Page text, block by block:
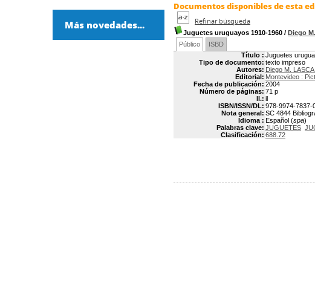
Documentos disponibles de esta
Refinar búsqueda
Juguetes uruguayos 1910-1960 / Diego
Público
ISBD
Título : Juguetes
Tipo de documento: texto impreso
Autores: Diego M.
Editorial: Montevideo :
Fecha de publicación: 2004
Número de páginas: 71 p
Il.: il
ISBN/ISSN/DL: 978-9974-7837-
Nota general: SC 4844
Idioma : Español (spa)
Palabras clave: JUGUETES
Clasificación: 688.72
Más novedades...